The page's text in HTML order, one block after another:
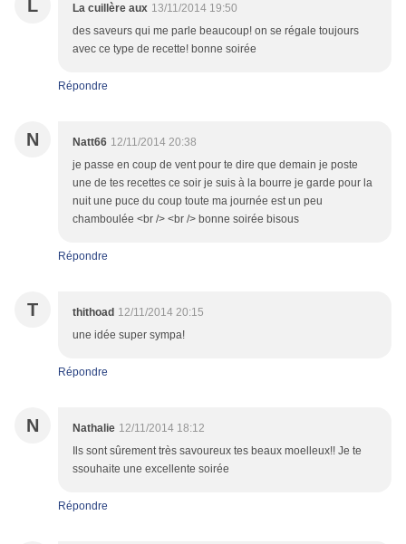
L La cuillère aux 13/11/2014 19:50
des saveurs qui me parle beaucoup! on se régale toujours
avec ce type de recette! bonne soirée
Répondre
N Natt66 12/11/2014 20:38
je passe en coup de vent pour te dire que demain je poste
une de tes recettes ce soir je suis à la bourre je garde pour la
nuit une puce du coup toute ma journée est un peu
chamboulée <br /> <br /> bonne soirée bisous
Répondre
T thithoad 12/11/2014 20:15
une idée super sympa!
Répondre
N Nathalie 12/11/2014 18:12
Ils sont sûrement très savoureux tes beaux moelleux!! Je te
ssouhaite une excellente soirée
Répondre